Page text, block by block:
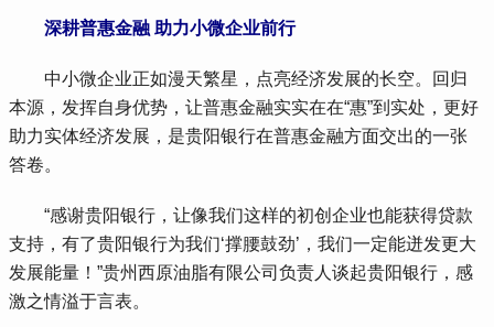
深耕普惠金融 助力小微企业前行
中小微企业正如漫天繁星，点亮经济发展的长空。回归
本源，发挥自身优势，让普惠金融实实在在“惠”到实处，更好
助力实体经济发展，是贵阳银行在普惠金融方面交出的一张
答卷。
“感谢贵阳银行，让像我们这样的初创企业也能获得贷款
支持，有了贵阳银行为我们‘撑腰鼓劲’，我们一定能迸发更大
发展能量！”贵州西原油脂有限公司负责人谈起贵阳银行，感
激之情溢于言表。